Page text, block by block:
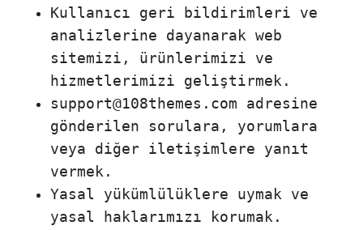
Kullanıcı geri bildirimleri ve
analizlerine dayanarak web
sitemizi, ürünlerimizi ve
hizmetlerimizi geliştirmek.
support@108themes.com adresine
gönderilen sorulara, yorumlara
veya diğer iletişimlere yanıt
vermek.
Yasal yükümlülüklere uymak ve
yasal haklarımızı korumak.